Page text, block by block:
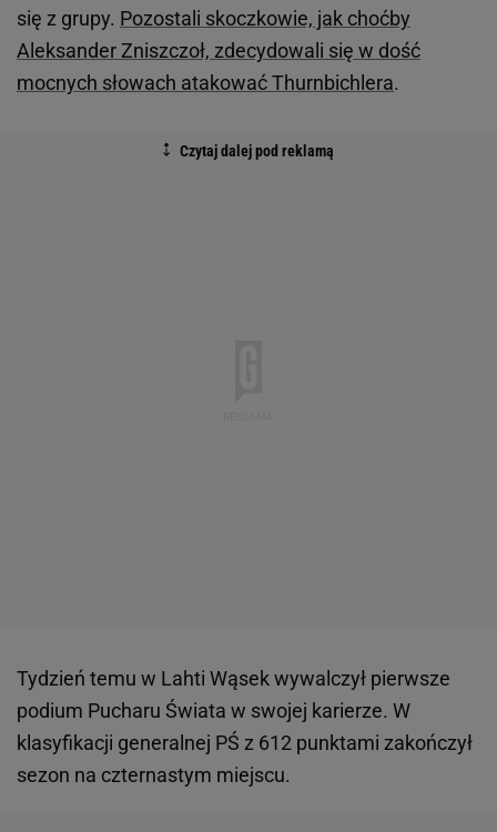
się z grupy. Pozostali skoczkowie, jak choćby
Aleksander Zniszczoł, zdecydowali się w dość
mocnych słowach atakować Thurnbichlera.
Tydzień temu w Lahti Wąsek wywalczył pierwsze
podium Pucharu Świata w swojej karierze. W
klasyfikacji generalnej PŚ z 612 punktami zakończył
sezon na czternastym miejscu.